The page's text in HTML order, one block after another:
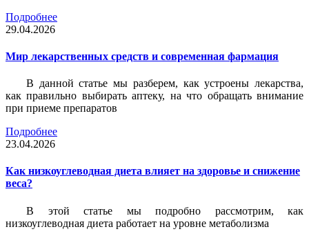
Подробнее
29.04.2026
Мир лекарственных средств и современная фармация
В данной статье мы разберем, как устроены лекарства,
как правильно выбирать аптеку, на что обращать внимание
при приеме препаратов
Подробнее
23.04.2026
Как низкоуглеводная диета влияет на здоровье и снижение
веса?
В этой статье мы подробно рассмотрим, как
низкоуглеводная диета работает на уровне метаболизма